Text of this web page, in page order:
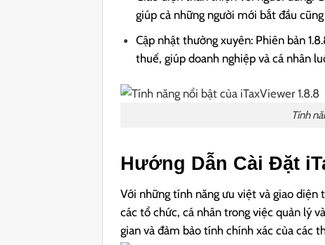
giúp cả những người mới bắt đầu
Cập nhật thường xuyên: Phiên bản
thuế, giúp doanh nghiệp và cá nhân
Tính
Hướng Dẫn Cài Đặt
Với những tính năng ưu việt và giao
các tổ chức, cá nhân trong việc quản lý
gian và đảm bảo tính chính xác của các